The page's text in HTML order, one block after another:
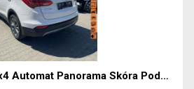
Hyundai Santa Fe 4x4 Automat Panorama Skóra Podgrz...